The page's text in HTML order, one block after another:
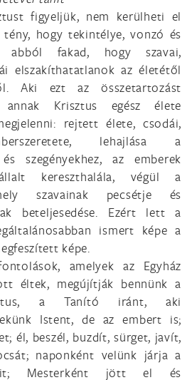
figyeljük, nem kerülheti el
hogy tekintélye, vonzó és
abból fakad, hogy szavai,
elszakíthatatlanok az életétől
Aki ezt az összetartozást
Krisztus egész élete
rejtett élete, csodái,
lehajlása a
szegényekhez, az emberek
kereszthalála, végül a
szavainak pecsétje és
beteljesedése. Ezért lett a
ismert képe a
képe.
amelyek az Egyház
éltek, megújítják bennünk a
a Tanító iránt, aki
Istent, de az embert is;
él, beszél, buzdít, sürget, javít,
naponként velünk járja a
Mesterként jött el és